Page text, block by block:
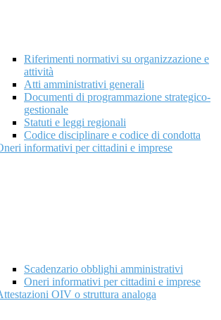
Riferimenti normativi su organizzazione e
attività
Atti amministrativi generali
Documenti di programmazione strategico-
gestionale
Statuti e leggi regionali
Codice disciplinare e codice di condotta
informativi per cittadini e imprese
Scadenzario obblighi amministrativi
Oneri informativi per cittadini e imprese
OIV o struttura analoga